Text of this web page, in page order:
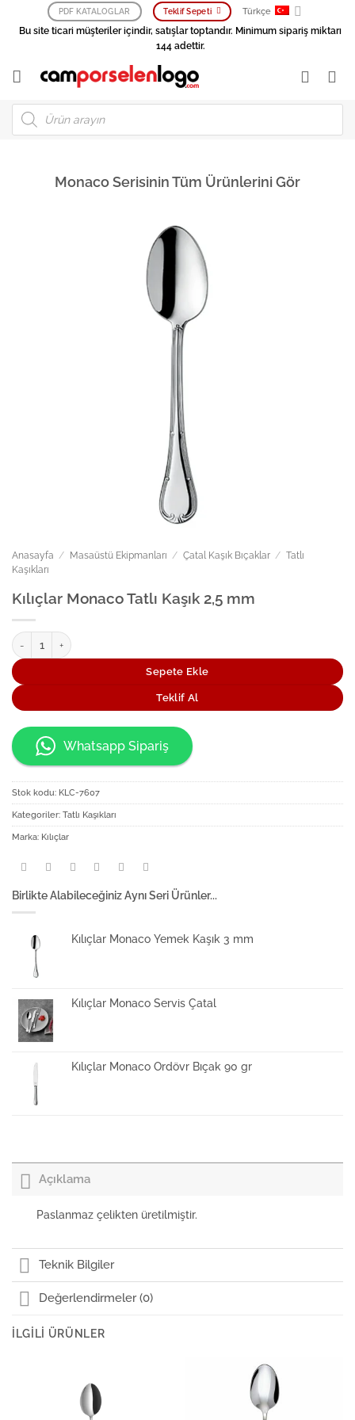
PDF KATALOGLAR Teklif Sepeti Türkçe
Bu site ticari müşteriler içindir, satışlar toptandır. Minimum sipariş miktarı
144 adettir.
Products
search
Monaco Serisinin Tüm Ürünlerini Gör
Anasayfa / Masaüstü Ekipmanları / Çatal Kaşık Bıçaklar / Tatlı
Kaşıkları
Kılıçlar Monaco Tatlı Kaşık 2,5 mm
Kılıçlar Monaco Tatlı Kaşık 2,5 mm adet
Sepete Ekle
Teklif Al
Whatsapp Sipariş
Stok kodu: KLC-7607
Kategoriler: Tatlı Kaşıkları
Marka: Kılıçlar
Birlikte Alabileceğiniz Aynı Seri Ürünler...
Kılıçlar Monaco Yemek Kaşık 3 mm
Kılıçlar Monaco Servis Çatal
Kılıçlar Monaco Ordövr Bıçak 90 gr
Kılıçlar Monaco Servis Kaşık
Açıklama
Paslanmaz çelikten üretilmiştir.
Teknik Bilgiler
Değerlendirmeler (0)
İLGILI ÜRÜNLER